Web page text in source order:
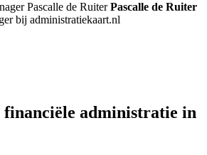
Pascalle de Ruiter
bij administratiekaart.nl
financiële administratie in